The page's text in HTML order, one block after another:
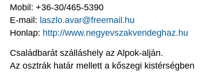
Mobil: +36-30/465-5390
E-mail: laszlo.avar@freemail.hu
Honlap: http://www.negyevszakvendeghaz.hu
Családbarát szálláshely az Alpok-alján.
Az osztrák határ mellett a kőszegi kistérségben